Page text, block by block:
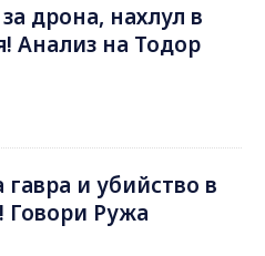
дрона, нахлул в
Анализ на Тодор
гавра и убийство в
Говори Ружа